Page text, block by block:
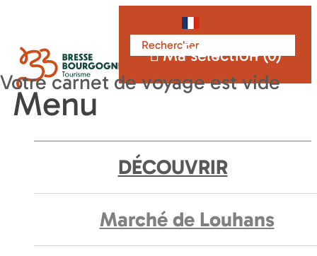
Français
Ma sélection (0)
Menu
DÉCOUVRIR
Marché de Louhans